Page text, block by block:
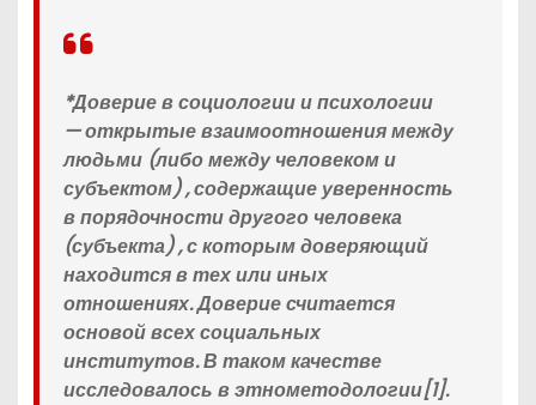
*Доверие в социологии и психологии
— открытые взаимоотношения между
людьми (либо между человеком и
субъектом) , содержащие уверенность
в порядочности другого человека
(субъекта) , с которым доверяющий
находится в тех или иных
отношениях. Доверие считается
основой всех социальных
институтов. В таком качестве
исследовалось в этнометодологии[1].